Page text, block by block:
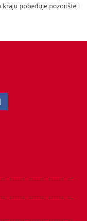
kraju pobeđuje pozorište i